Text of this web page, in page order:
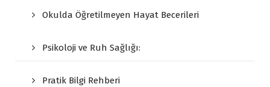
Okulda Öğretilmeyen Hayat Becerileri
Psikoloji ve Ruh Sağlığı:
Pratik Bilgi Rehberi